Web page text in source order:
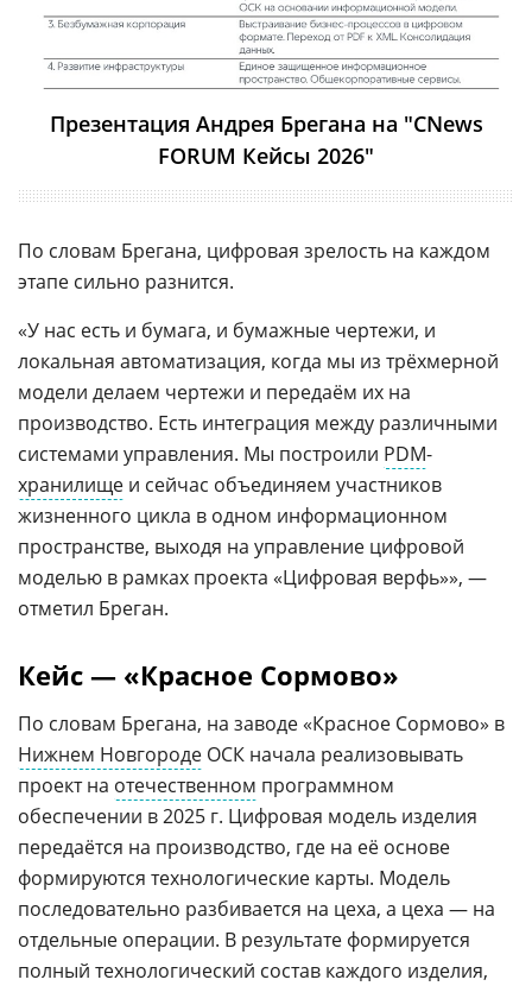
Презентация Андрея Брегана на "CNews
FORUM Кейсы 2026"
По словам Брегана, цифровая зрелость на каждом
этапе сильно разнится.
«У нас есть и бумага, и бумажные чертежи, и
локальная автоматизация, когда мы из трёхмерной
модели делаем чертежи и передаём их на
производство. Есть интеграция между различными
системами управления. Мы построили PDM-
хранилище и сейчас объединяем участников
жизненного цикла в одном информационном
пространстве, выходя на управление цифровой
моделью в рамках проекта «Цифровая верфь»», —
отметил Бреган.
Кейс — «Красное Сормово»
По словам Брегана, на заводе «Красное Сормово» в
Нижнем Новгороде ОСК начала реализовывать
проект на отечественном программном
обеспечении в 2025 г. Цифровая модель изделия
передаётся на производство, где на её основе
формируются технологические карты. Модель
последовательно разбивается на цеха, а цеха — на
отдельные операции. В результате формируется
полный технологический состав каждого изделия,